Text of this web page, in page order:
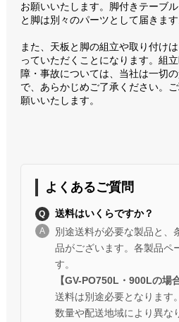
お願いいたします。脚付きテーブ
と脚は別々のパーツとして届きます
また、天板と脚の組立や取り付け
っていただくことになります。組
障・事故については、当社は一切
で、あらかじめご了承ください。
願いいたします。
よくあるご質問
送料はいくらですか？
別途送料が必要な製品と、
品がございます。各製品ペ
す。
【GV-PO750L・900Lの場合
送料は別途必要となります。
数量や配送地域により異な